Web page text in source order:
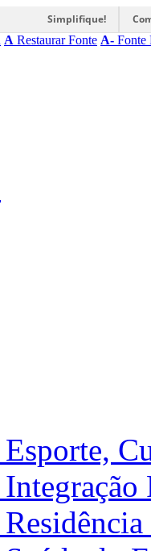
Simplifique!
A Restaurar Fonte A- Fonte